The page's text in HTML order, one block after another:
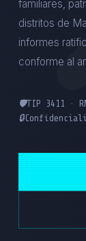
familiares,
distritos de
informes
conforme al
🛡️TIP 3411 ·
🔒